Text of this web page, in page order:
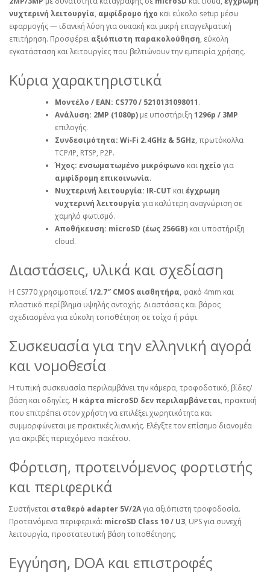
νυχτερινή λειτουργία, αμφίδρομο ήχο και εύκολο setup μέσω
εφαρμογής — ιδανική λύση για οικιακή και μικρή επαγγελματική
επιτήρηση. Προσφέρει αξιόπιστη παρακολούθηση, εύκολη
εγκατάσταση και λειτουργίες που βελτιώνουν την εμπειρία χρήσης.
Κύρια χαρακτηριστικά
Μοντέλο / EAN: CS770 / 5210131098011.
Ανάλυση: 2MP (1080p) με υποστήριξη 1296p / 3MP
επιλογής.
Συνδεσιμότητα: Wi‑Fi 2.4GHz & 5GHz, πρωτόκολλα
TCP/IP, RTSP, P2P.
Ήχος: ενσωματωμένο μικρόφωνο και ηχείο για
αμφίδρομη επικοινωνία.
Νυχτερινή λειτουργία: IR‑CUT καιέγχρωμη
νυχτερινή λειτουργία για καλύτερη αναγνώριση σε
χαμηλό φωτισμό.
Αποθήκευση: microSD (έως 256GB) και υποστήριξη
cloud.
Διαστάσεις, υλικά και σχεδίαση
Η CS770 χρησιμοποιεί1/2.7″ CMOS αισθητήρα, φακό 4mm και
πλαστικό περίβλημα υψηλής αντοχής. Διαστάσεις και βάρος
σχεδιασμένα για εύκολη τοποθέτηση σε τοίχο ή ράφι.
Συσκευασία για την ελληνική αγορά
και νομοθεσία
Η τυπική συσκευασία περιλαμβάνει την κάμερα, τροφοδοτικό, βίδες/
βάση και οδηγίες. Η κάρτα microSD δεν περιλαμβάνεται, πρακτική
που επιτρέπει στον χρήστη να επιλέξει χωρητικότητα και
συμμορφώνεται με πρακτικές λιανικής. Ελέγξτε τον επίσημο διανομέα
για ακριβές περιεχόμενο πακέτου.
Φόρτιση, προτεινόμενος φορτιστής
και περιφερικά
Συστήνεται σταθερό adapter 5V/2Aγια αξιόπιστη τροφοδοσία.
Προτεινόμενα περιφερικά: microSD Class 10 / U3, UPS για συνεχή
λειτουργία, προστατευτική βάση τοποθέτησης.
Εγγύηση, DOA και επιστροφές